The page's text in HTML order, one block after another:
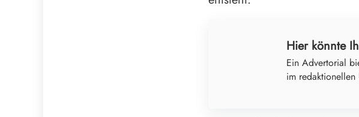
Hier könnte
Ein Advertorial
im